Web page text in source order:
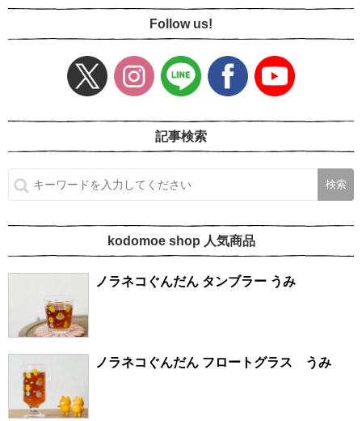
Follow us!
記事検索
kodomoe shop 人気商品
ノラネコぐんだん タンブラー うみ
ノラネコぐんだん フロートグラス うみ